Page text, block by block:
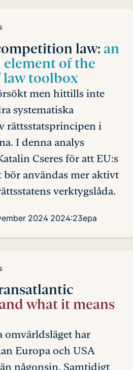
law:an
of the
law toolbox
men hittills inte
systematiska
rättsstatsprincipen i
I denna analys
Cseres för att EU:s
användas mer aktivt
verktygslåda.
2024 2024:23epa
what it means
omvärldsläget har
Europa och USA
någonsin. Samtidigt